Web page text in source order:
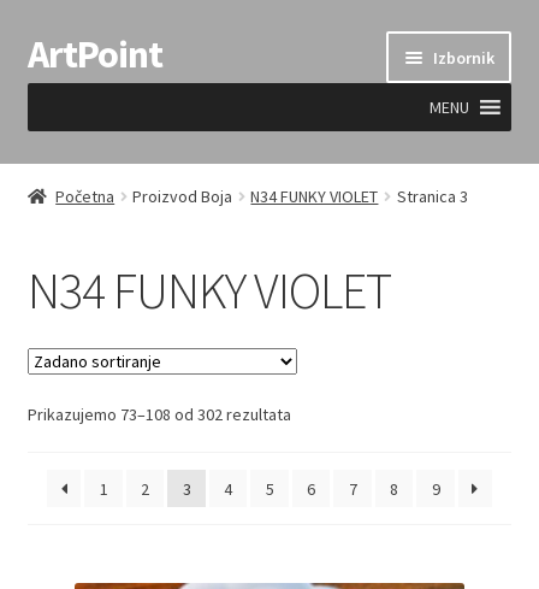
Preskoči
na
Skoči
do
ArtPoint Izbornik
MENU
Uvjeti prodaje
Početna Proizvod Boja N34 FUNKY VIOLET Stranica 3
N34 FUNKY VIOLET
Prikazujemo 73–108 od 302 rezultata
1 2 3 4 5 6 7 8 9